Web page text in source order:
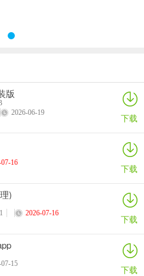
学精准化，学生学习个性化，教我
流基础上更添群聊、图文新渠道，更
&学生个人学习空间，构建网络教学
供的所有功能应用。
版
2026-06-19 下载
16 下载
)
2026-07-16 下载
15 下载